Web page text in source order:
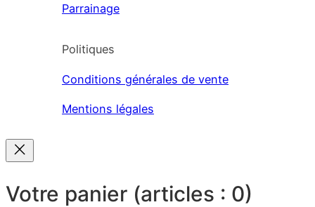
Parrainage
Politiques
Conditions générales de vente
Mentions légales
Votre panier (articles : 0)